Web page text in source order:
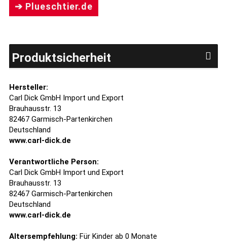
➔ Plueschtier.de
Produktsicherheit
Hersteller:
Carl Dick GmbH Import und Export
Brauhausstr. 13
82467 Garmisch-Partenkirchen
Deutschland
www.carl-dick.de
Verantwortliche Person:
Carl Dick GmbH Import und Export
Brauhausstr. 13
82467 Garmisch-Partenkirchen
Deutschland
www.carl-dick.de
Altersempfehlung: Für Kinder ab 0 Monate